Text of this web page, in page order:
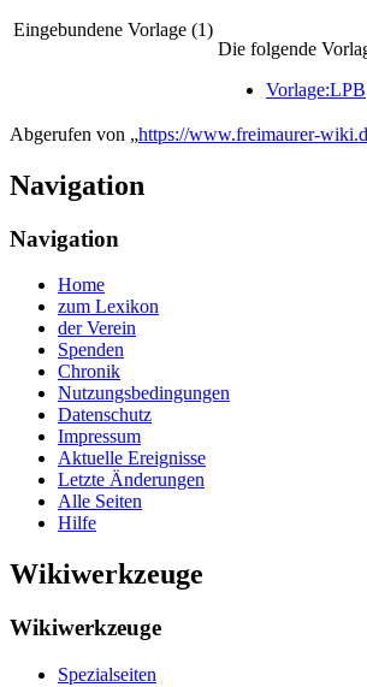
Eingebundene Vorlage (1)
Die folgende
Vorlage:LPB
Abgerufen von „https://www.freimaurer-
Navigation
Navigation
Home
zum Lexikon
der Verein
Spenden
Chronik
Nutzungsbedingungen
Datenschutz
Impressum
Aktuelle Ereignisse
Letzte Änderungen
Alle Seiten
Hilfe
Wikiwerkzeuge
Wikiwerkzeuge
Spezialseiten